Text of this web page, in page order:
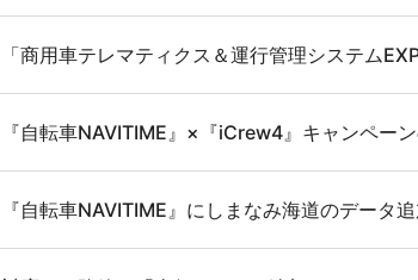
「商用車テレマティクス＆運行管理システム
『自転車NAVITIME』×『iCrew4』キャンペー
『自転車NAVITIME』にしまなみ海道のデータ